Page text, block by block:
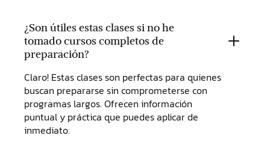
¿Son útiles estas clases si no he
tomado cursos completos de
preparación?
Claro! Estas clases son perfectas para quienes
buscan prepararse sin comprometerse con
programas largos. Ofrecen información
puntual y práctica que puedes aplicar de
inmediato.